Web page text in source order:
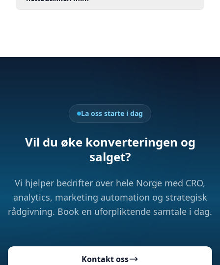
La oss starte i dag
Vil du øke konverteringen og
salget?
Vi hjelper bedrifter over hele Norge med CRO,
analytics, marketing automation og strategisk
rådgivning. Book en uforpliktende samtale i dag.
Kontakt oss